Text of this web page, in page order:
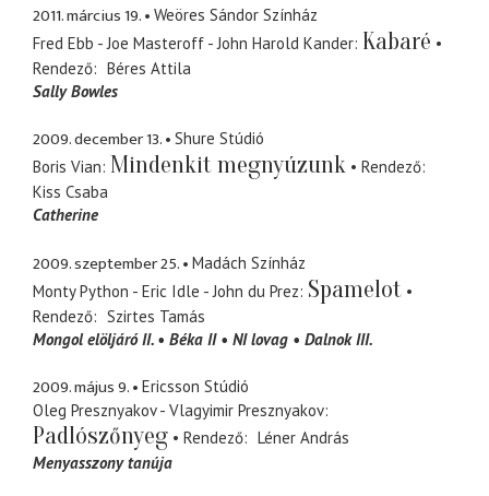
2011. március 19.
Weöres Sándor Színház
Fred Ebb - Joe Masteroff - John Harold Kander Kabaré
Rendező
Béres Attila
Sally Bowles
2009. december 13.
Shure Stúdió
Boris Vian Mindenkit megnyúzunk
Rendező
Kiss Csaba
Catherine
2009. szeptember 25.
Madách Színház
Monty Python - Eric Idle - John du Prez Spamelot
Rendező
Szirtes Tamás
Mongol elöljáró II.
Béka II NI lovag Dalnok III.
2009. május 9.
Ericsson Stúdió
Oleg Presznyakov - Vlagyimir Presznyakov
Padlószőnyeg Rendező
Léner András
Menyasszony tanúja